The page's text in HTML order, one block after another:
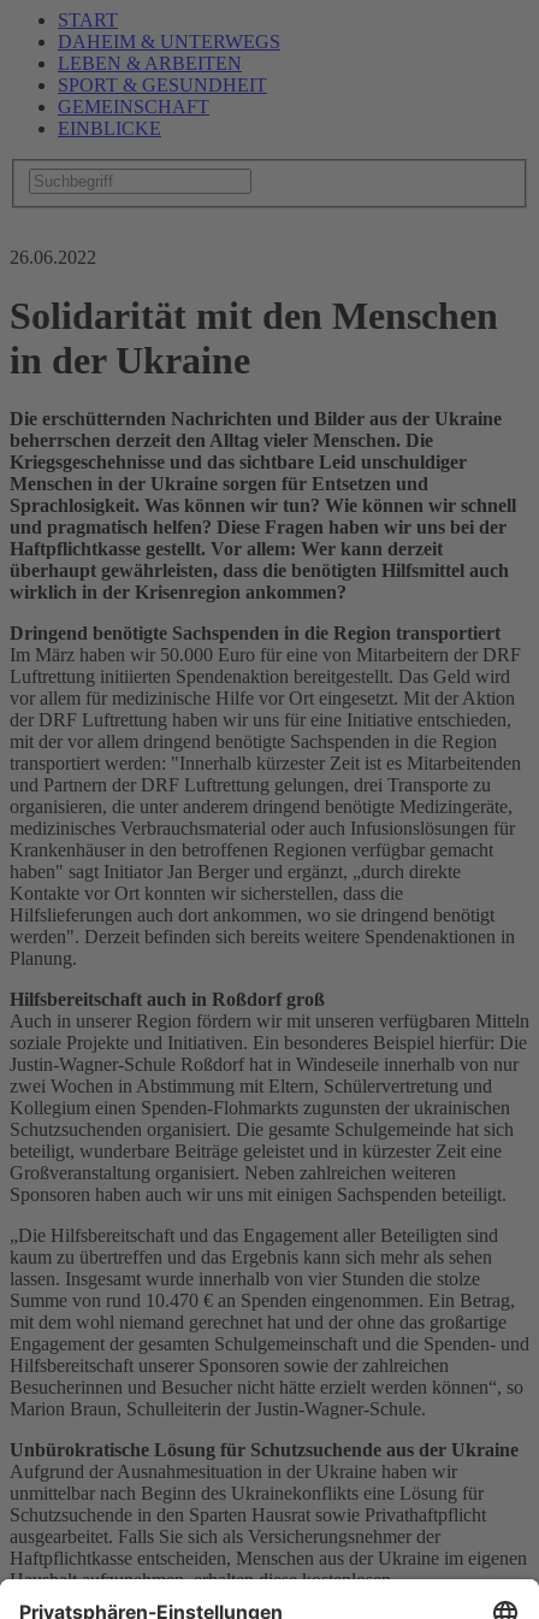
START
DAHEIM & UNTERWEGS
LEBEN & ARBEITEN
SPORT & GESUNDHEIT
GEMEINSCHAFT
EINBLICKE
26.06.2022
Solidarität mit den Menschen
in der Ukraine
Die erschütternden Nachrichten und Bilder aus der Ukraine
beherrschen derzeit den Alltag vieler Menschen. Die
Kriegsgeschehnisse und das sichtbare Leid unschuldiger
Menschen in der Ukraine sorgen für Entsetzen und
Sprachlosigkeit. Was können wir tun? Wie können wir schnell
und pragmatisch helfen? Diese Fragen haben wir uns bei der
Haftpflichtkasse gestellt. Vor allem: Wer kann derzeit
überhaupt gewährleisten, dass die benötigten Hilfsmittel auch
wirklich in der Krisenregion ankommen?
Dringend benötigte Sachspenden in die Region transportiert
Im März haben wir 50.000 Euro für eine von Mitarbeitern der DRF
Luftrettung initiierten Spendenaktion bereitgestellt. Das Geld wird
vor allem für medizinische Hilfe vor Ort eingesetzt. Mit der Aktion
der DRF Luftrettung haben wir uns für eine Initiative entschieden,
mit der vor allem dringend benötigte Sachspenden in die Region
transportiert werden: "Innerhalb kürzester Zeit ist es Mitarbeitenden
und Partnern der DRF Luftrettung gelungen, drei Transporte zu
organisieren, die unter anderem dringend benötigte Medizingeräte,
medizinisches Verbrauchsmaterial oder auch Infusionslösungen für
Krankenhäuser in den betroffenen Regionen verfügbar gemacht
haben" sagt Initiator Jan Berger und ergänzt, „durch direkte
Kontakte vor Ort konnten wir sicherstellen, dass die
Hilfslieferungen auch dort ankommen, wo sie dringend benötigt
werden". Derzeit befinden sich bereits weitere Spendenaktionen in
Planung.
Hilfsbereitschaft auch in Roßdorf groß
Auch in unserer Region fördern wir mit unseren verfügbaren Mitteln
soziale Projekte und Initiativen. Ein besonderes Beispiel hierfür: Die
Justin-Wagner-Schule Roßdorf hat in Windeseile innerhalb von nur
zwei Wochen in Abstimmung mit Eltern, Schülervertretung und
Kollegium einen Spenden-Flohmarkts zugunsten der ukrainischen
Schutzsuchenden organisiert. Die gesamte Schulgemeinde hat sich
beteiligt, wunderbare Beiträge geleistet und in kürzester Zeit eine
Großveranstaltung organisiert. Neben zahlreichen weiteren
Sponsoren haben auch wir uns mit einigen Sachspenden beteiligt.
„Die Hilfsbereitschaft und das Engagement aller Beteiligten sind
kaum zu übertreffen und das Ergebnis kann sich mehr als sehen
lassen. Insgesamt wurde innerhalb von vier Stunden die stolze
Summe von rund 10.470 € an Spenden eingenommen. Ein Betrag,
mit dem wohl niemand gerechnet hat und der ohne das großartige
Engagement der gesamten Schulgemeinschaft und die Spenden- und
Hilfsbereitschaft unserer Sponsoren sowie der zahlreichen
Besucherinnen und Besucher nicht hätte erzielt werden können“, so
Marion Braun, Schulleiterin der Justin-Wagner-Schule.
Unbürokratische Lösung für Schutzsuchende aus der Ukraine
Aufgrund der Ausnahmesituation in der Ukraine haben wir
unmittelbar nach Beginn des Ukrainekonflikts eine Lösung für
Schutzsuchende in den Sparten Hausrat sowie Privathaftpflicht
ausgearbeitet. Falls Sie sich als Versicherungsnehmer der
Haftpflichtkasse entscheiden, Menschen aus der Ukraine im eigenen
Haushalt aufzunehmen, erhalten diese kostenlosen
Versicherungsschutz.